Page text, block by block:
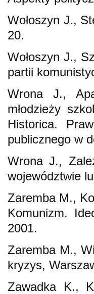
Wołoszyn J.,
20.
Wołoszyn J.,
partii
Wrona J.,
młodzieży
Historica.
publicznego w
Wrona J.,
województwie
Zaremba M.,
Komunizm.
2001.
Zaremba M.,
kryzys,
Zawadka K.,